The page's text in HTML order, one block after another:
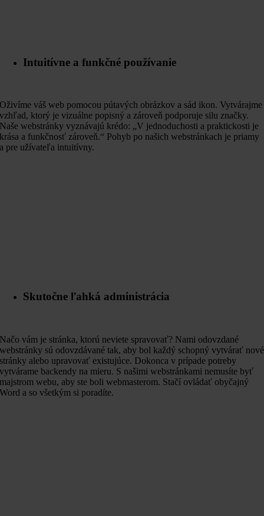
Intuitívne a funkčné používanie
Oživíme váš web pomocou pútavých obrázkov a sád ikon. Vytvárajme
vzhľad, ktorý je vizuálne popisný a zároveň podporuje silu značky.
Naše webstránky vyznávajú krédo: „V jednoduchosti a praktickosti je
krása a funkčnosť zároveň.“ Pohyb po našich webstránkach je priamy
a pre užívateľa intuitívny.
Skutočne ľahká administrácia
Načo vám je stránka, ktorú neviete spravovať? Nami odovzdané
webstránky sú odovzdávané tak, aby bol každý schopný vytvárať nové
stránky alebo upravovať existujúce. Dokonca v prípade potreby
vytvárame backendy na mieru. S našimi webstránkami nemusíte byť
majstrom webu, aby ste boli webmasterom. Stačí ovládať obyčajný
Word a so všetkým si poradíte.